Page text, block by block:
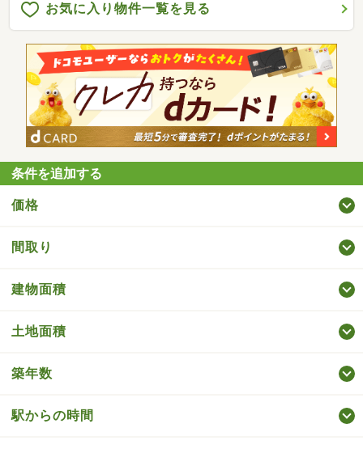
お気に入り物件一覧を見る
条件を追加する
価格
間取り
建物面積
土地面積
築年数
駅からの時間